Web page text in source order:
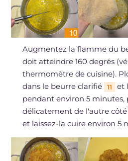
Augmentez la flamme du
doit atteindre 160 degrés
thermomètre de cuisine).
dans le beurre clarifié
11
et
pendant environ 5 minutes,
délicatement de l'autre côté
et laissez-la cuire environ 5